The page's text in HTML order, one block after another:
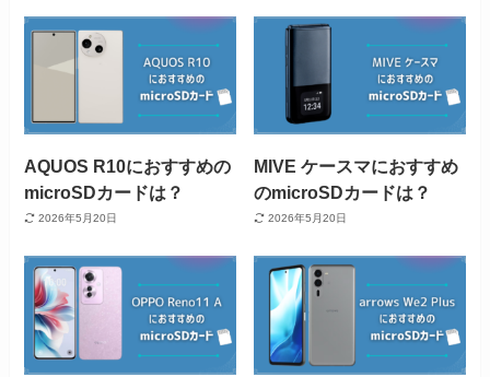
AQUOS R10におすすめの
microSDカードは？
2026年5月20日
MIVE ケースマにおすすめ
のmicroSDカードは？
2026年5月20日